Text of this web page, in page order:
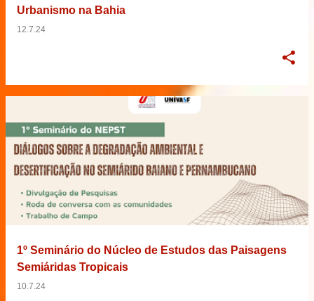
Urbanismo na Bahia
12.7.24
1º Seminário do Núcleo de Estudos das Paisagens
Semiáridas Tropicais
10.7.24